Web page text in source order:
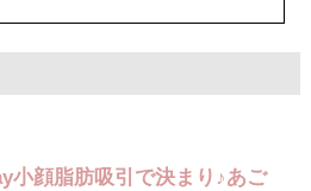
小顔脂肪吸引で決まり♪あご